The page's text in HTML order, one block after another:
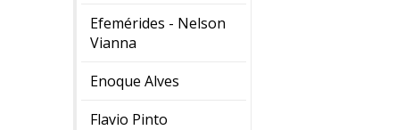
Efemérides - Nelson
Vianna
Enoque Alves
Flavio Pinto